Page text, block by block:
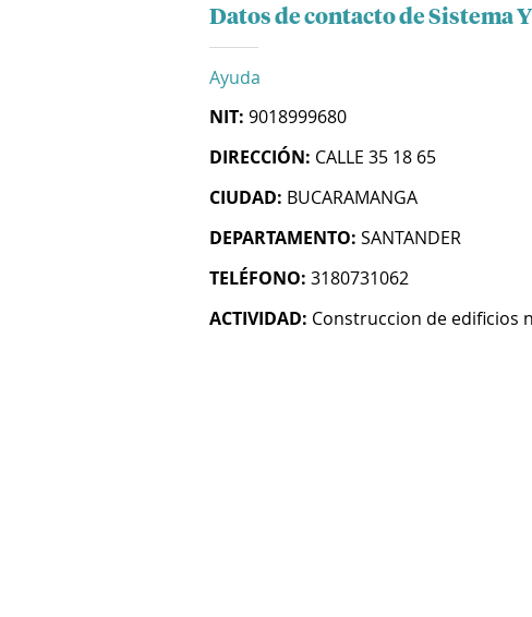
Datos de contacto de Sistema
Ayuda
NIT: 9018999680
DIRECCIÓN: CALLE 35 18 65
CIUDAD: BUCARAMANGA
DEPARTAMENTO: SANTANDER
TELÉFONO: 3180731062
ACTIVIDAD: Construccion de edificios